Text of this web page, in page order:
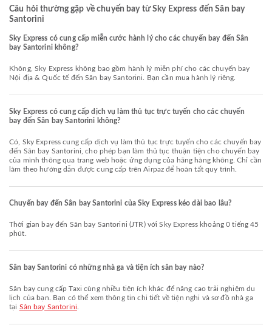
Câu hỏi thường gặp về chuyến bay từ Sky Express đến Sân bay
Santorini
Sky Express có cung cấp miễn cước hành lý cho các chuyến bay đến Sân
bay Santorini không?
Không, Sky Express không bao gồm hành lý miễn phí cho các chuyến bay
Nội địa & Quốc tế đến Sân bay Santorini. Bạn cần mua hành lý riêng.
Sky Express có cung cấp dịch vụ làm thủ tục trực tuyến cho các chuyến
bay đến Sân bay Santorini không?
Có, Sky Express cung cấp dịch vụ làm thủ tục trực tuyến cho các chuyến bay
đến Sân bay Santorini, cho phép bạn làm thủ tục thuận tiện cho chuyến bay
của mình thông qua trang web hoặc ứng dụng của hãng hàng không. Chỉ cần
làm theo hướng dẫn được cung cấp trên Airpaz để hoàn tất quy trình.
Chuyến bay đến Sân bay Santorini của Sky Express kéo dài bao lâu?
Thời gian bay đến Sân bay Santorini (JTR) với Sky Express khoảng 0 tiếng 45
phút.
Sân bay Santorini có những nhà ga và tiện ích sân bay nào?
Sân bay cung cấp Taxi cùng nhiều tiện ích khác để nâng cao trải nghiệm du
lịch của bạn. Bạn có thể xem thông tin chi tiết về tiện nghi và sơ đồ nhà ga
tại Sân bay Santorini